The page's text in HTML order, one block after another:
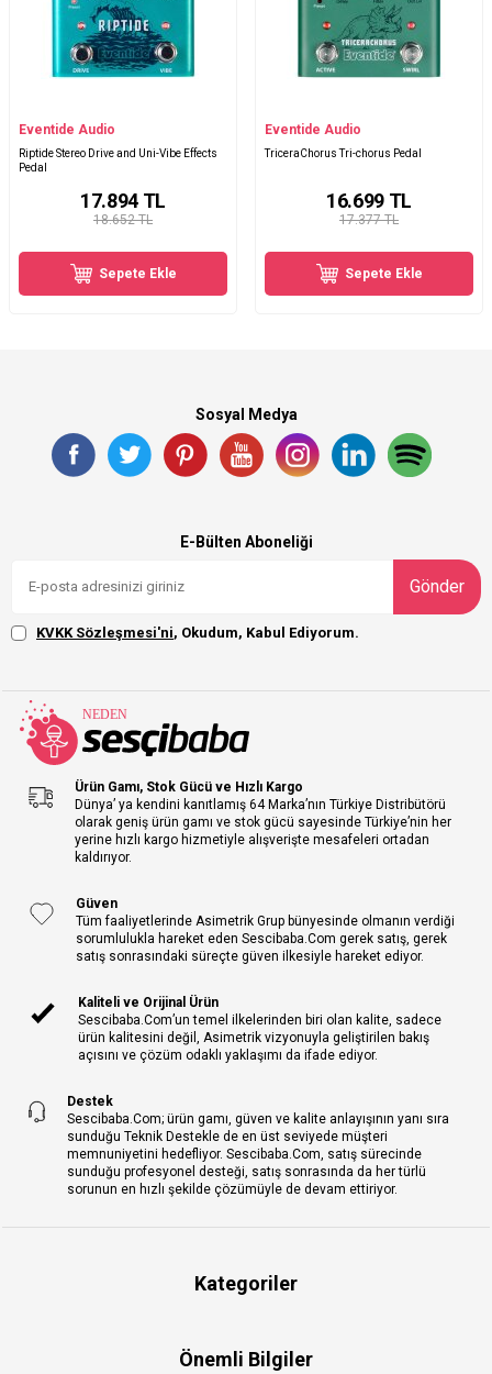
Eventide Audio
Riptide Stereo Drive and Uni-Vibe Effects
Pedal
18.652 TL
17.894TL
Sepete Ekle
Eventide Audio
TriceraChorus Tri-chorus Pedal
17.377 TL
16.699TL
Sepete Ekle
Sosyal Medya
E-Bülten Aboneliği
Gönder
KVKK Sözleşmesi'ni, Okudum, Kabul Ediyorum.
Ürün Gamı, Stok Gücü ve Hızlı Kargo
Dünya’ ya kendini kanıtlamış 64 Marka’nın Türkiye Distribütörü
olarak geniş ürün gamı ve stok gücü sayesinde Türkiye’nin her
yerine hızlı kargo hizmetiyle alışverişte mesafeleri ortadan
kaldırıyor.
Güven
Tüm faaliyetlerinde Asimetrik Grup bünyesinde olmanın verdiği
sorumlulukla hareket eden Sescibaba.Com gerek satış, gerek
satış sonrasındaki süreçte güven ilkesiyle hareket ediyor.
Kaliteli ve Orijinal Ürün
Sescibaba.Com’un temel ilkelerinden biri olan kalite, sadece
ürün kalitesini değil, Asimetrik vizyonuyla geliştirilen bakış
açısını ve çözüm odaklı yaklaşımı da ifade ediyor.
Destek
Sescibaba.Com; ürün gamı, güven ve kalite anlayışının yanı sıra
sunduğu Teknik Destekle de en üst seviyede müşteri
memnuniyetini hedefliyor. Sescibaba.Com, satış sürecinde
sunduğu profesyonel desteği, satış sonrasında da her türlü
sorunun en hızlı şekilde çözümüyle de devam ettiriyor.
Kategoriler
Önemli Bilgiler